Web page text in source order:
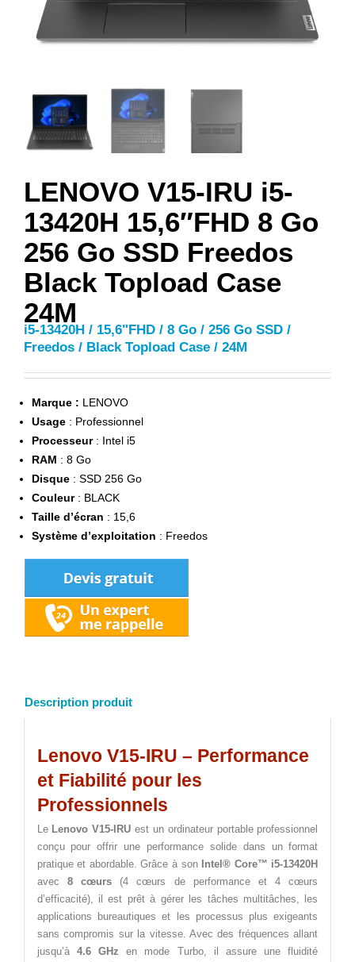
LENOVO V15-IRU i5-
13420H 15,6″FHD 8 Go
256 Go SSD Freedos
Black Topload Case
24M
i5-13420H / 15,6"FHD / 8 Go / 256 Go SSD /
Freedos / Black Topload Case / 24M
Marque : LENOVO
Usage : Professionnel
Processeur: Intel i5
RAM : 8 Go
Disque : SSD 256 Go
Couleur: BLACK
Taille d’écran : 15,6
Système d’exploitation : Freedos
Description produit
Lenovo V15-IRU – Performance
et Fiabilité pour les
Professionnels
Le Lenovo V15-IRU est un ordinateur portable professionnel
conçu pour offrir une performance solide dans un format
pratique et abordable. Grâce à son Intel® Core™ i5-13420H
avec 8 cœurs(4 cœurs de performance et 4 cœurs
d’efficacité), il est prêt à gérer les tâches multitâches, les
applications bureautiques et les processus plus exigeants
sans compromis sur la vitesse. Avec des fréquences allant
jusqu’à 4.6 GHz en mode Turbo, il assure une fluidité